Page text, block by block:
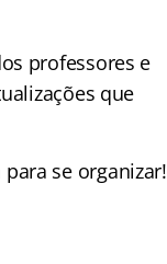
professores e
que
se organizar!